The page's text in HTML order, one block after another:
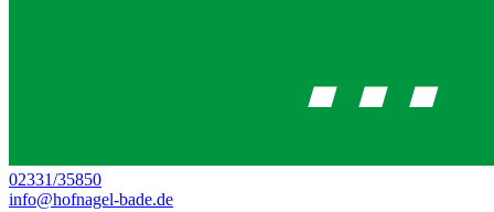
02331/35850
info@hofnagel-bade.de